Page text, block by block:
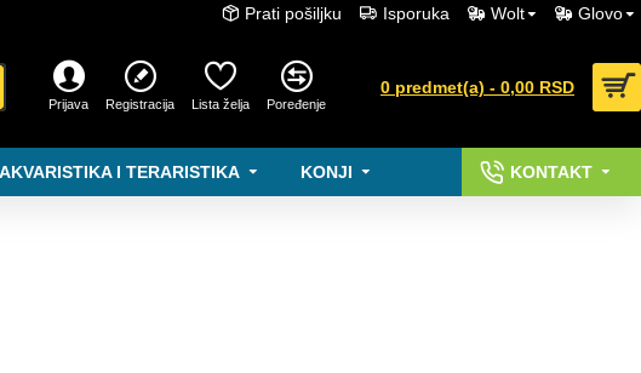
Prati pošiljku Isporuka Wolt Glovo
Prijava Registracija Lista želja Poređenje
0 predmet(a) - 0,00 RSD
AKVARISTIKA I TERARISTIKA KONJI KONTAKT